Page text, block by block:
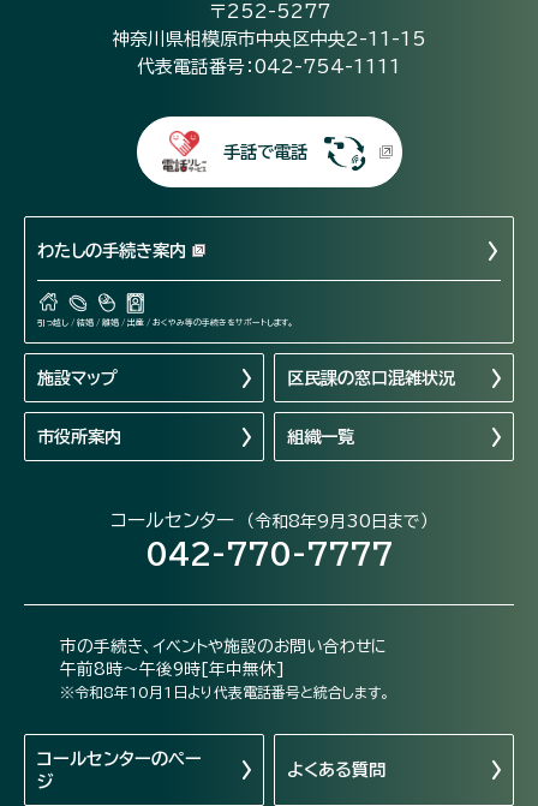
〒252-5277
神奈川県相模原市中央区中央2-11-15
代表電話番号：042-754-1111
手話で電話
わたしの手続き案内
引っ越し / 結婚 / 離婚 / 出産 / おくやみ等の手続きをサポートします。
施設マップ 区民課の窓口混雑状況
市役所案内 組織一覧
コールセンター （令和8年9月30日まで）
042-770-7777
市の手続き、イベントや施設のお問い合わせに
午前8時～午後9時[年中無休]
※令和8年10月1日より代表電話番号と統合します。
コールセンターのペー
ジ
よくある質問